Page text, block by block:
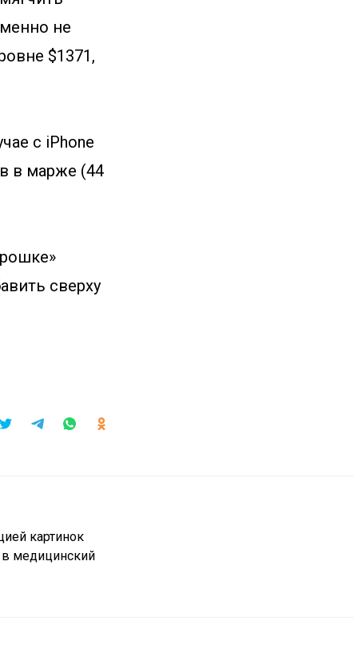
не
$1371,
с iPhone
в марже (44
сверху
картинок
в медицинский